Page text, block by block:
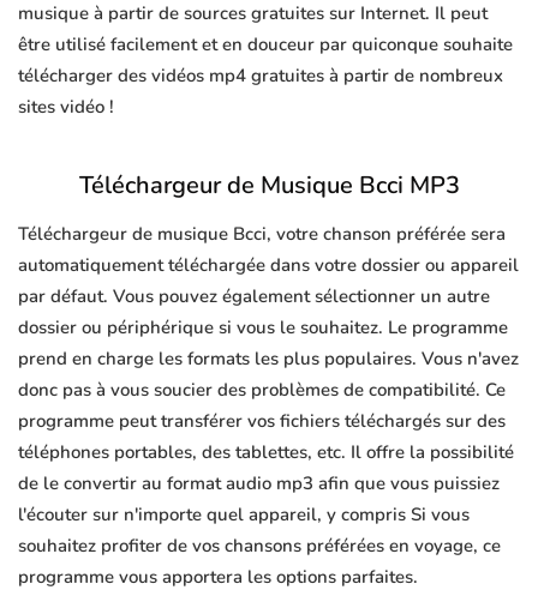
musique à partir de sources gratuites sur Internet. Il peut
être utilisé facilement et en douceur par quiconque souhaite
télécharger des vidéos mp4 gratuites à partir de nombreux
sites vidéo !
Téléchargeur de Musique Bcci MP3
Téléchargeur de musique Bcci, votre chanson préférée sera
automatiquement téléchargée dans votre dossier ou appareil
par défaut. Vous pouvez également sélectionner un autre
dossier ou périphérique si vous le souhaitez. Le programme
prend en charge les formats les plus populaires. Vous n'avez
donc pas à vous soucier des problèmes de compatibilité. Ce
programme peut transférer vos fichiers téléchargés sur des
téléphones portables, des tablettes, etc. Il offre la possibilité
de le convertir au format audio mp3 afin que vous puissiez
l'écouter sur n'importe quel appareil, y compris Si vous
souhaitez profiter de vos chansons préférées en voyage, ce
programme vous apportera les options parfaites.